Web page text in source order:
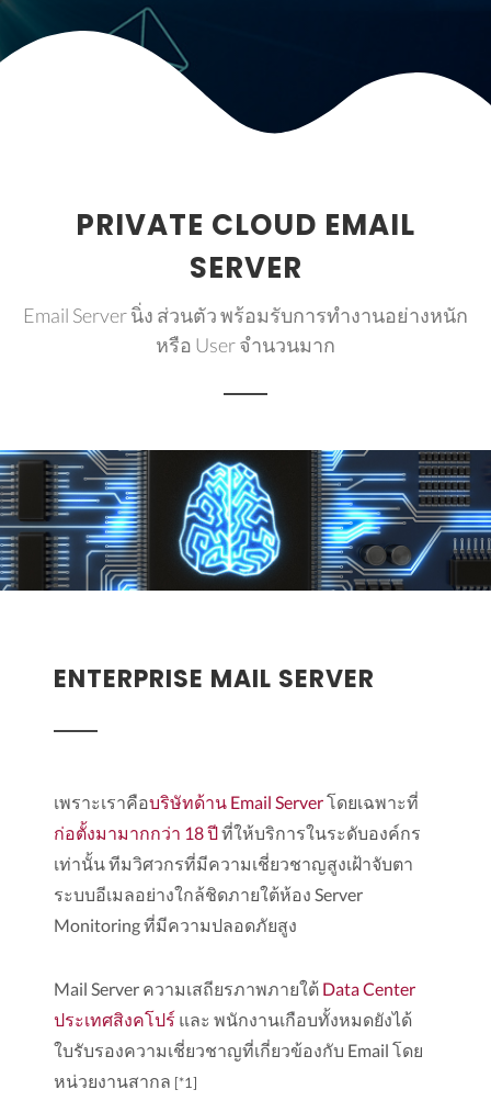
PRIVATE CLOUD EMAIL
SERVER
Email Server นิ่ง ส่วนตัว พร้อมรับการทำงานอย่างหนัก
หรือ User จำนวนมาก
ENTERPRISE MAIL SERVER
เพราะเราคือบริษัทด้าน Email Serverโดยเฉพาะที่
ก่อตั้งมามากกว่า 18 ปีที่ให้บริการในระดับองค์กร
เท่านั้น ทีมวิศวกรที่มีความเชี่ยวชาญสูงเฝ้าจับตา
ระบบอีเมลอย่างใกล้ชิดภายใต้ห้อง Server
Monitoring ที่มีความปลอดภัยสูง
Mail Server ความเสถียรภาพภายใต้ Data Center
ประเทศสิงคโปร์ และ พนักงานเกือบทั้งหมดยังได้
ใบรับรองความเชี่ยวชาญที่เกี่ยวข้องกับ Email โดย
หน่วยงานสากล [*1]